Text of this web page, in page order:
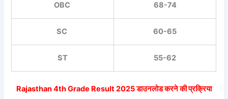
OBC 68-74
SC 60-65
ST 55-62
Rajasthan 4th Grade Result 2025 डाउनलोड करने की प्रक्रिया